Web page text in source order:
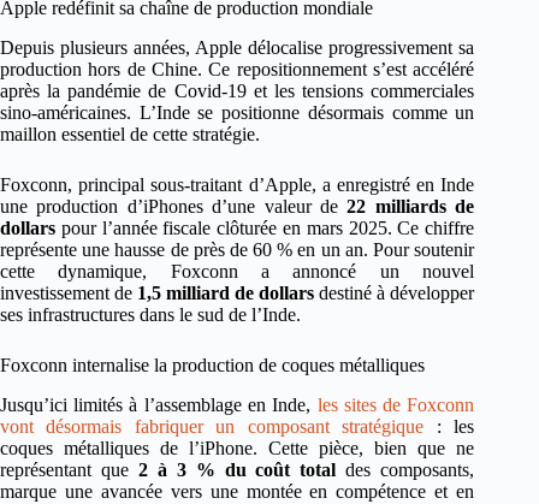
Apple redéfinit sa chaîne de production mondiale
Depuis plusieurs années, Apple délocalise progressivement sa
production hors de Chine. Ce repositionnement s’est accéléré
après la pandémie de Covid-19 et les tensions commerciales
sino-américaines. L’Inde se positionne désormais comme un
maillon essentiel de cette stratégie.
Foxconn, principal sous-traitant d’Apple, a enregistré en Inde
une production d’iPhones d’une valeur de22 milliards de
dollars pour l’année fiscale clôturée en mars 2025. Ce chiffre
représente une hausse de près de 60 % en un an. Pour soutenir
cette dynamique, Foxconn a annoncé un nouvel
investissement de 1,5 milliard de dollars destiné à développer
ses infrastructures dans le sud de l’Inde.
Foxconn internalise la production de coques métalliques
Jusqu’ici limités à l’assemblage en Inde, les sites de Foxconn
vont désormais fabriquer un composant stratégique : les
coques métalliques de l’iPhone. Cette pièce, bien que ne
représentant que 2 à 3 % du coût total des composants,
marque une avancée vers une montée en compétence et en